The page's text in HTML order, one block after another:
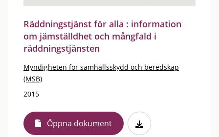
Räddningstjänst för alla : information
om jämställdhet och mångfald i
räddningstjänsten
Myndigheten för samhällsskydd och beredskap
(MSB)
2015
Öppna dokument